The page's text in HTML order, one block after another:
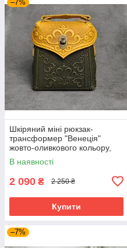
–7%
Шкіряний міні рюкзак-
трансформер "Венеція"
жовто-оливкового кольору,
17х19х7 см
В наявності
2 090 ₴ 2 250 ₴
Купити
–7%